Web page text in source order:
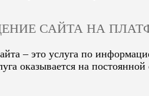
САЙТА НА
– это услуга по
оказывается на